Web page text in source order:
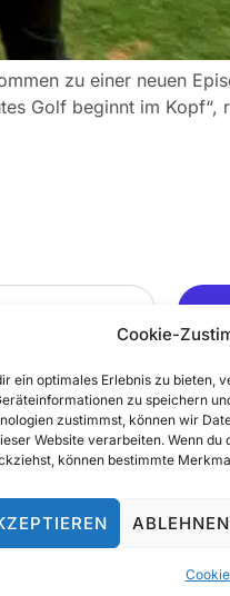
Cookie-
ein optimales Erlebnis zu bieten,
zu speichern
zustimmst, können wir
Website verarbeiten. Wenn
können bestimmte
ABLEHNEN
zu einer neuen
Golf beginnt im Kopf“,
©